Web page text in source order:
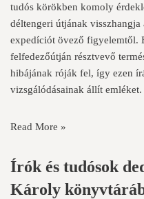
tudós körökben komoly
déltengeri útjának visszhangja
expedíciót övező figyelemtől.
felfedezőútján résztvevő
hibájának róják fel, így ezen
vizsgálódásainak állít emléket.
Read More »
Írók és tudósok
Károly